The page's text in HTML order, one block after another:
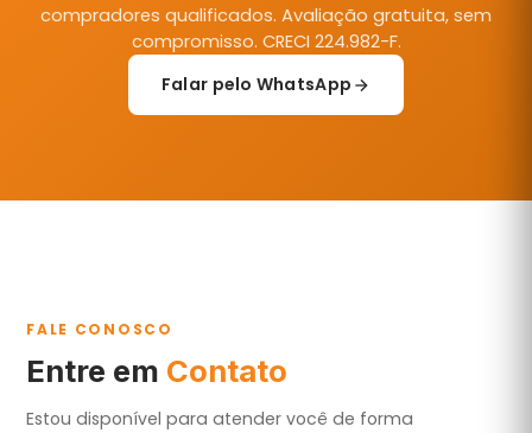
compradores qualificados. Avaliação gratuita, sem
compromisso. CRECI 224.982-F.
Falar pelo WhatsApp
FALE CONOSCO
Entre em Contato
Estou disponível para atender você de forma